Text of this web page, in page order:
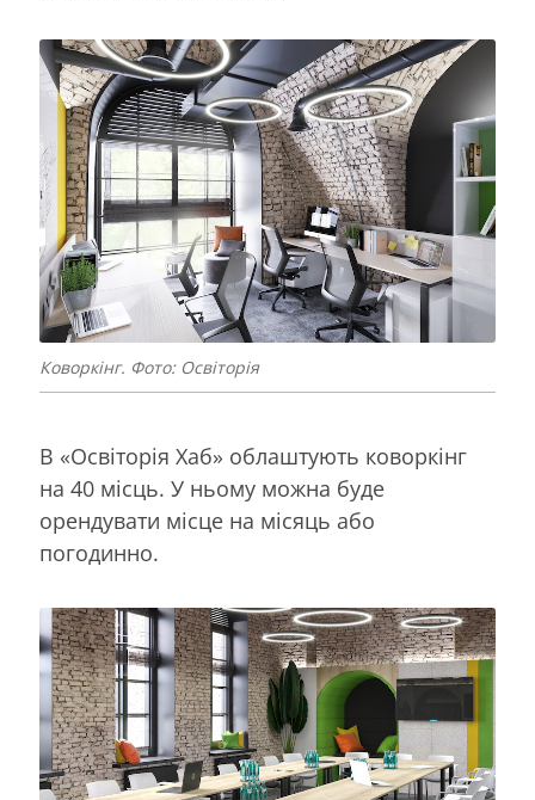
Коворкінг. Фото: Освіторія
В «Освіторія Хаб» облаштують коворкінг
на 40 місць. У ньому можна буде
орендувати місце на місяць або
погодинно.